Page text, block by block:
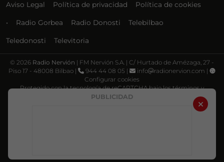
PUBLICIDAD
Aviso Legal Política de privacidad Política de cookies
• Radio Gorbea Radio Donosti Telebilbao
Teledonosti Televitoria
© 2026 Radio Nervión | FM Nervión S.A. | C/ Hurtado de Amézaga, 27 -
Piso 17 - 48008 Bilbao |
944 44 08 05 | info
radionervion.com |
Configurar cookies
Protegido con la tecnología de reCAPTCHA bajo los términos y
Política de privacidad Términos de servicio